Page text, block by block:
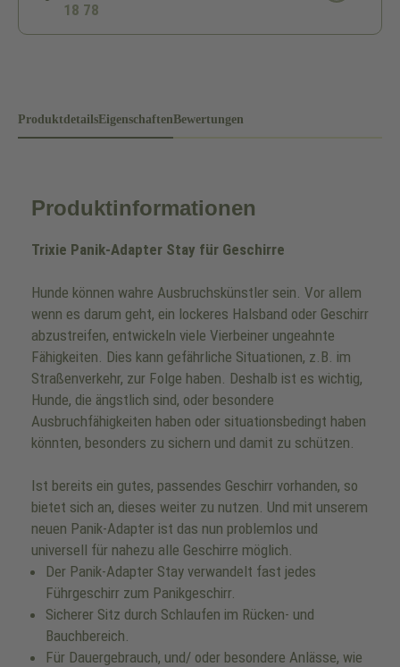
18 78
ProduktdetailsEigenschaftenBewertungen
Produktinformationen
Trixie Panik-Adapter Stay für Geschirre
Hunde können wahre Ausbruchskünstler sein. Vor allem
wenn es darum geht, ein lockeres Halsband oder Geschirr
abzustreifen, entwickeln viele Vierbeiner ungeahnte
Fähigkeiten. Dies kann gefährliche Situationen, z.B. im
Straßenverkehr, zur Folge haben. Deshalb ist es wichtig,
Hunde, die ängstlich sind, oder besondere
Ausbruchfähigkeiten haben oder situationsbedingt haben
könnten, besonders zu sichern und damit zu schützen.
Ist bereits ein gutes, passendes Geschirr vorhanden, so
bietet sich an, dieses weiter zu nutzen. Und mit unserem
neuen Panik-Adapter ist das nun problemlos und
universell für nahezu alle Geschirre möglich.
Der Panik-Adapter Stay verwandelt fast jedes
Führgeschirr zum Panikgeschirr.
Sicherer Sitz durch Schlaufen im Rücken- und
Bauchbereich.
Für Dauergebrauch, und/ oder besondere Anlässe, wie